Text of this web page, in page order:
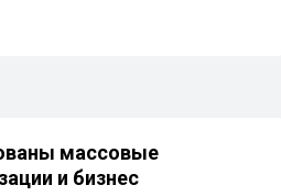
массовые
и бизнес